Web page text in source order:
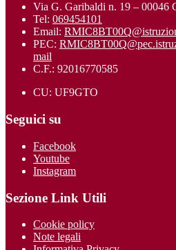
Via G. Garibaldi n. 19 – 00046
Tel: 069454101
Email:
PEC:
mail
C.F.: 92016770585
CU: UF9GTO
Seguici su
Facebook
Youtube
Instagram
Sezione Link Utili
Cookie policy
Note legali